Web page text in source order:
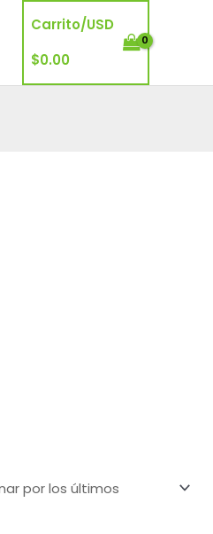
Carrito/USD
$0.00